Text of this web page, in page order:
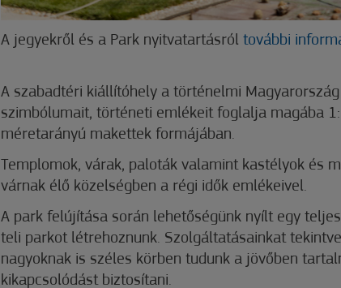
A jegyekről és a Park nyitvatartásról további
A szabadtéri kiállítóhely a történelmi
szimbólumait, történeti emlékeit foglalja magába
méretarányú makettek formájában.
Templomok, várak, paloták valamint kastélyok és
várnak élő közelségben a régi idők emlékeivel.
A park felújítása során lehetőségünk nyílt egy
teli parkot létrehoznunk. Szolgáltatásainkat
nagyoknak is széles körben tudunk a jövőben
kikapcsolódást biztosítani.